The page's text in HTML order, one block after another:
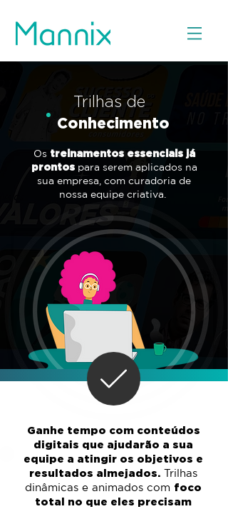
Trilhas de
Conhecimento
Os treinamentos essenciais já
prontospara serem aplicados na
sua empresa, com curadoria de
nossa equipe criativa.
Ganhe tempo com conteúdos
digitais que ajudarão a sua
equipe a atingir os objetivos e
resultados almejados. Trilhas
dinâmicas e animados com foco
total no que eles precisam